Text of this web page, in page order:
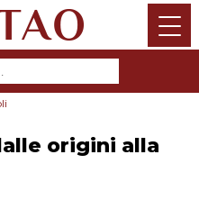
origini alla